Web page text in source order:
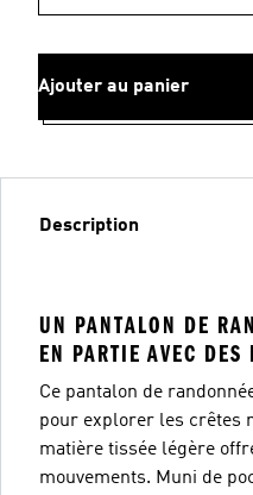
Ajouter au panier
Description
UN PANTALON DE
EN PARTIE AVEC DES
Ce pantalon de
pour explorer les crêtes
matière tissée légère
mouvements. Muni de